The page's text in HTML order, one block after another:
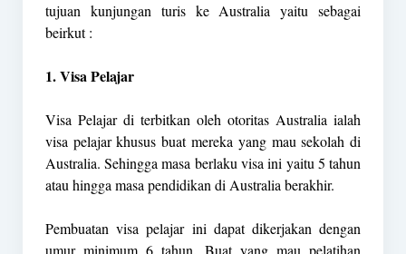
tujuan kunjungan turis ke Australia yaitu sebagai
beirkut :
1. Visa Pelajar
Visa Pelajar di terbitkan oleh otoritas Australia ialah
visa pelajar khusus buat mereka yang mau sekolah di
Australia. Sehingga masa berlaku visa ini yaitu 5 tahun
atau hingga masa pendidikan di Australia berakhir.
Pembuatan visa pelajar ini dapat dikerjakan dengan
umur minimum 6 tahun. Buat yang mau pelatihan